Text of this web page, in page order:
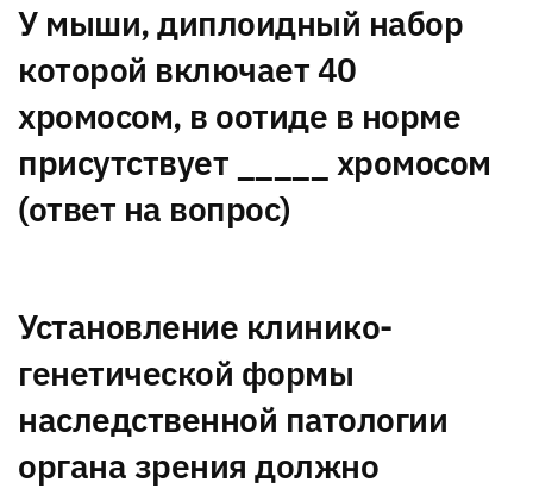
У мыши, диплоидный набор
которой включает 40
хромосом, в оотиде в норме
присутствует _____ хромосом
(ответ на вопрос)
Установление клинико-
генетической формы
наследственной патологии
органа зрения должно